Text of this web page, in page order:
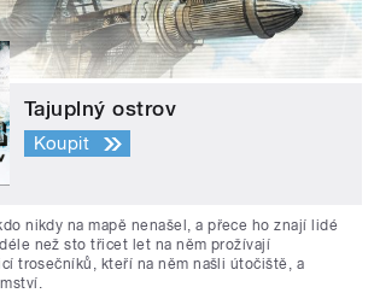
Tajuplný ostrov
Koupit
nikdy na mapě nenašel, a přece ho znají lidé
než sto třicet let na něm prožívají
trosečníků, kteří na něm našli útočiště, a